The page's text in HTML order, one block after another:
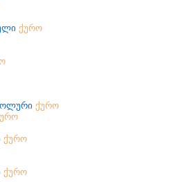
ქურო
ქურო
ქურო
ქურო